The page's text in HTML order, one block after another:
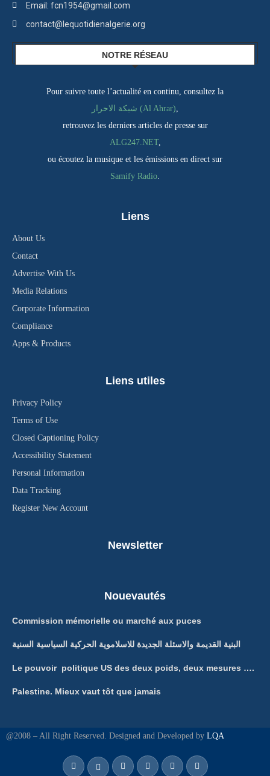
Email: fcn1954@gmail.com
contact@lequotidienalgerie.org
NOTRE RÉSEAU
Pour suivre toute l’actualité en continu, consultez la
شبكة الاحرار (Al Ahrar),
retrouvez les derniers articles de presse sur
ALG247.NET,
ou écoutez la musique et les émissions en direct sur
Samify Radio.
Liens
About Us
Contact
Advertise With Us
Media Relations
Corporate Information
Compliance
Apps & Products
Liens utiles
Privacy Policy
Terms of Use
Closed Captioning Policy
Accessibility Statement
Personal Information
Data Tracking
Register New Account
Newsletter
Nouevautés
Commission mémorielle ou marché aux puces
البنية القديمة والاسئلة الجديدة للاسلاموية الحركية السياسية السنية
Le pouvoir politique US des deux poids, deux mesures ….
Palestine. Mieux vaut tôt que jamais
@2008 – All Right Reserved. Designed and Developed by LQA